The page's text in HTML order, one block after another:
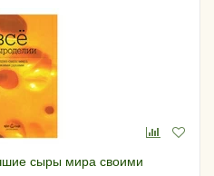
сыры мира своими